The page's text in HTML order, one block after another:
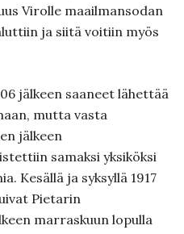
Virolle maailmansodan
ja siitä voitiin myös
jälkeen saaneet lähettää
mutta vasta
jälkeen
samaksi yksiköksi
Kesällä ja syksyllä 1917
Pietarin
marraskuun lopulla